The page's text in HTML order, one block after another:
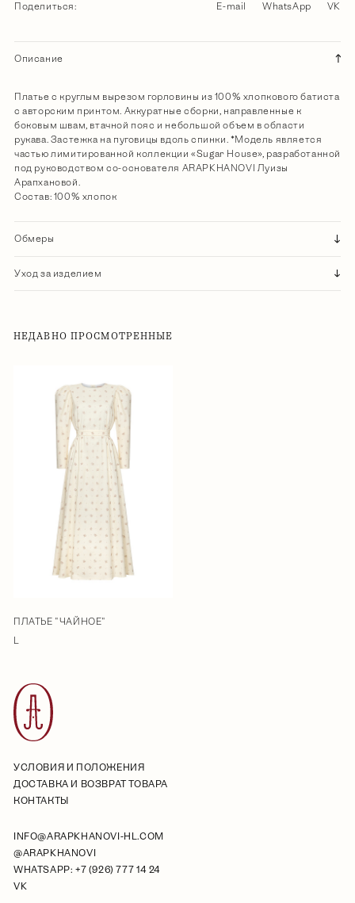
Поделиться: E-mail WhatsApp VK
Описание
Платье c круглым вырезом горловины из 100% хлопкового батиста
с авторским принтом. Аккуратные сборки, направленные к
боковым швам, втачной пояс и небольшой объем в области
рукава. Застежка на пуговицы вдоль спинки. *Модель является
частью лимитированной коллекции «Sugar House», разработанной
под руководством со-основателя ARAPKHANOVI Луизы
Арапхановой.
Состав: 100% хлопок
Обмеры
Уход за изделием
НЕДАВНО ПРОСМОТРЕННЫЕ
ПЛАТЬЕ "ЧАЙНОЕ"
L
УСЛОВИЯ И ПОЛОЖЕНИЯ
ДОСТАВКА И ВОЗВРАТ ТОВАРА
КОНТАКТЫ
INFO@ARAPKHANOVI-HL.COM
@ARAPKHANOVI
WHATSAPP: +7 (926) 777 14 24
VK